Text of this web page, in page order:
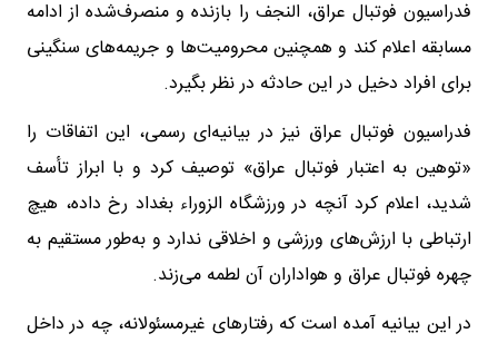
فدراسیون فوتبال عراق، النجف را بازنده و منصرف‌شده از ادامه
مسابقه اعلام کند و همچنین محرومیت‌ها و جریمه‌های سنگینی
برای افراد دخیل در این حادثه در نظر بگیرد.
فدراسیون فوتبال عراق نیز در بیانیه‌ای رسمی، این اتفاقات را
«توهین به اعتبار فوتبال عراق» توصیف کرد و با ابراز تأسف
شدید، اعلام کرد آنچه در ورزشگاه الزوراء بغداد رخ داده، هیچ
ارتباطی با ارزش‌های ورزشی و اخلاقی ندارد و به‌طور مستقیم به
چهره فوتبال عراق و هواداران آن لطمه می‌زند.
در این بیانیه آمده است که رفتارهای غیرمسئولانه، چه در داخل